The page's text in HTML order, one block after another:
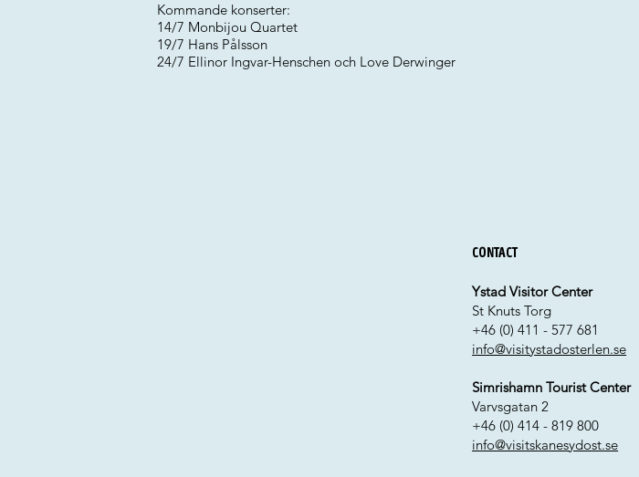
Kommande konserter:
14/7 Monbijou Quartet
19/7 Hans Pålsson
24/7 Ellinor Ingvar-Henschen och Love Derwinger
Contact
Ystad Visitor Center
St Knuts Torg
+46 (0) 411 - 577 681
info@visitystadosterlen.se
Simrishamn Tourist Center
Varvsgatan 2
+46 (0) 414 - 819 800
info@visitskanesydost.se